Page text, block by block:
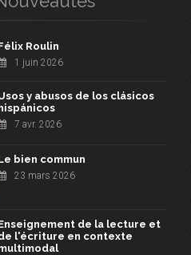
Roulin
1 juin 2026
y abusos de los clásicos
7 avr. 2026
bien commun
23 mars 2026
de la lecture et
l'écriture en contexte